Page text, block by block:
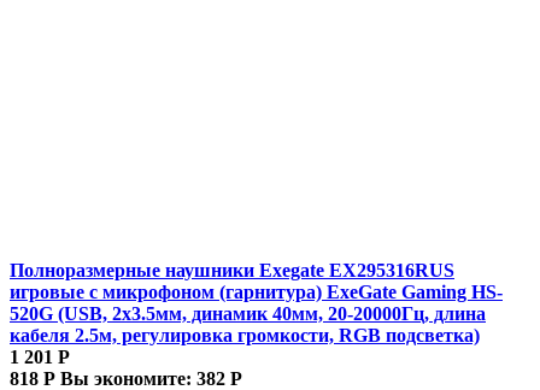
Полноразмерные наушники Exegate EX295316RUS
игровые с микрофоном (гарнитура) ExeGate Gaming HS-
520G (USB, 2x3.5мм, динамик 40мм, 20-20000Гц, длина
кабеля 2.5м, регулировка громкости, RGB подсветка)
1 201 Р
818 Р Вы экономите: 382 Р